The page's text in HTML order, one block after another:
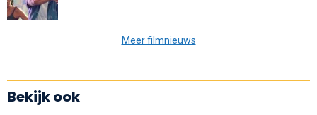
Meer filmnieuws
Bekijk ook